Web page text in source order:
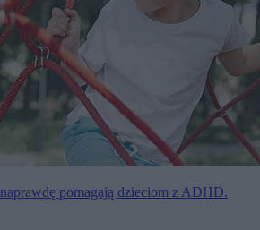
pomagają dzieciom z ADHD.